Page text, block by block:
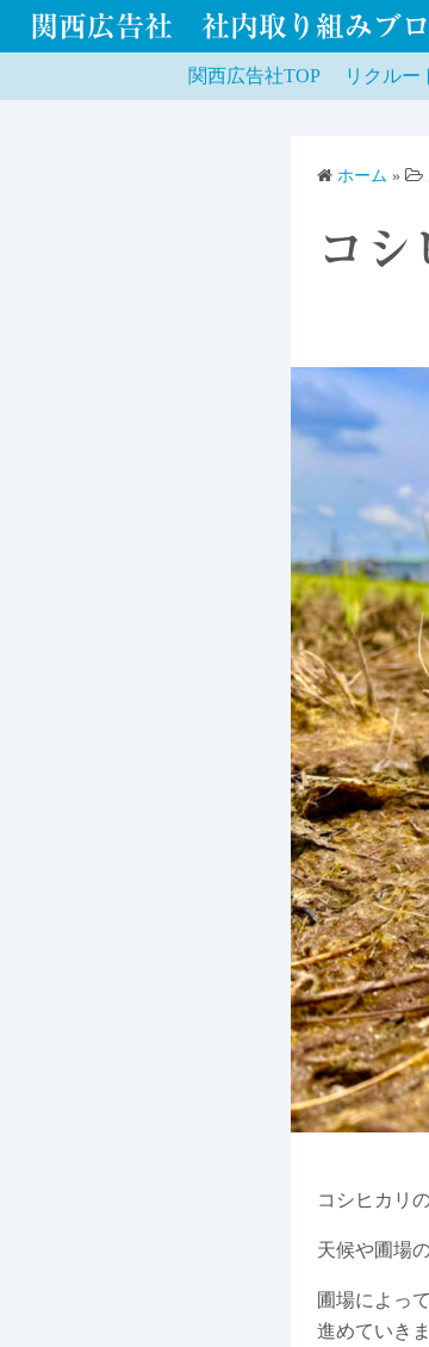
関西広告社 社内取り組みブ
関西広告社TOP リクルー
ホーム »
コシ
コシヒカリ
天候や圃場
圃場によっ
進めていきま